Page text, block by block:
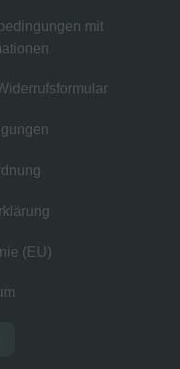
mit
(EU)